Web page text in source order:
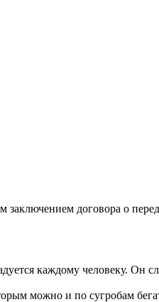
договора о
каждому человеку. Он
можно и по сугробам